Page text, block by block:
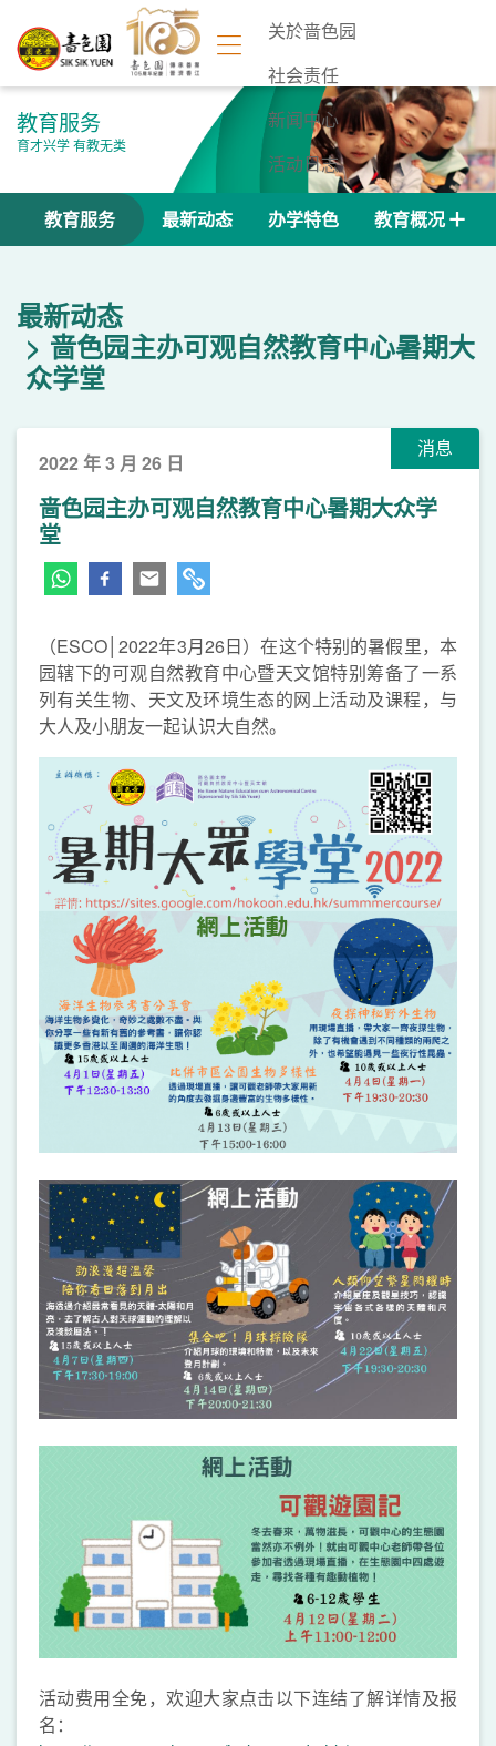
关於啬色园
社会责任
新闻中心
活动日志
联络我们
教育服务
育才兴学 有教无类
教育服务 最新动态 办学特色 教育概况
最新动态
啬色园主办可观自然教育中心暑期大
众学堂
消息
2022 年 3 月 26 日
啬色园主办可观自然教育中心暑期大众学
堂
（ESCO│2022年3月26日）在这个特别的暑假里，本
园辖下的可观自然教育中心暨天文馆特别筹备了一系
列有关生物、天文及环境生态的网上活动及课程，与
大人及小朋友一起认识大自然。
活动费用全免，欢迎大家点击以下连结了解详情及报
名：